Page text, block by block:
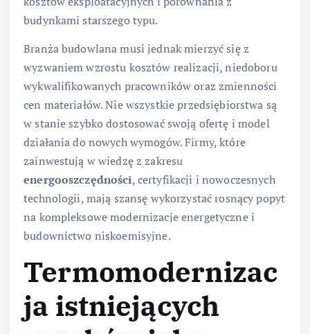
budynkami starszego typu.
Branża budowlana musi jednak mierzyć się z
wyzwaniem wzrostu kosztów realizacji, niedoboru
wykwalifikowanych pracowników oraz zmienności
cen materiałów. Nie wszystkie przedsiębiorstwa są
w stanie szybko dostosować swoją ofertę i model
działania do nowych wymogów. Firmy, które
zainwestują w wiedzę z zakresu
energooszczędności, certyfikacji i nowoczesnych
technologii, mają szansę wykorzystać rosnący popyt
na kompleksowe modernizacje energetyczne i
budownictwo niskoemisyjne.
Termomodernizac
ja istniejących